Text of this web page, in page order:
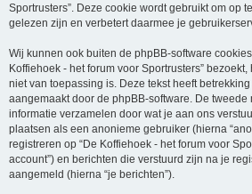
Sportrusters”. Deze cookie wordt gebruikt om op
gelezen zijn en verbetert daarmee je
Wij kunnen ook buiten de phpBB-software
Koffiehoek - het forum voor Sportrusters”
niet van toepassing is. Deze tekst heeft
aangemaakt door de phpBB-software. De tweede
informatie verzamelen door wat je aan ons
plaatsen als een anonieme gebruiker (hierna
registreren op “De Koffiehoek - het forum voor
account”) en berichten die verstuurd zijn na je
aangemeld (hierna “je berichten”).